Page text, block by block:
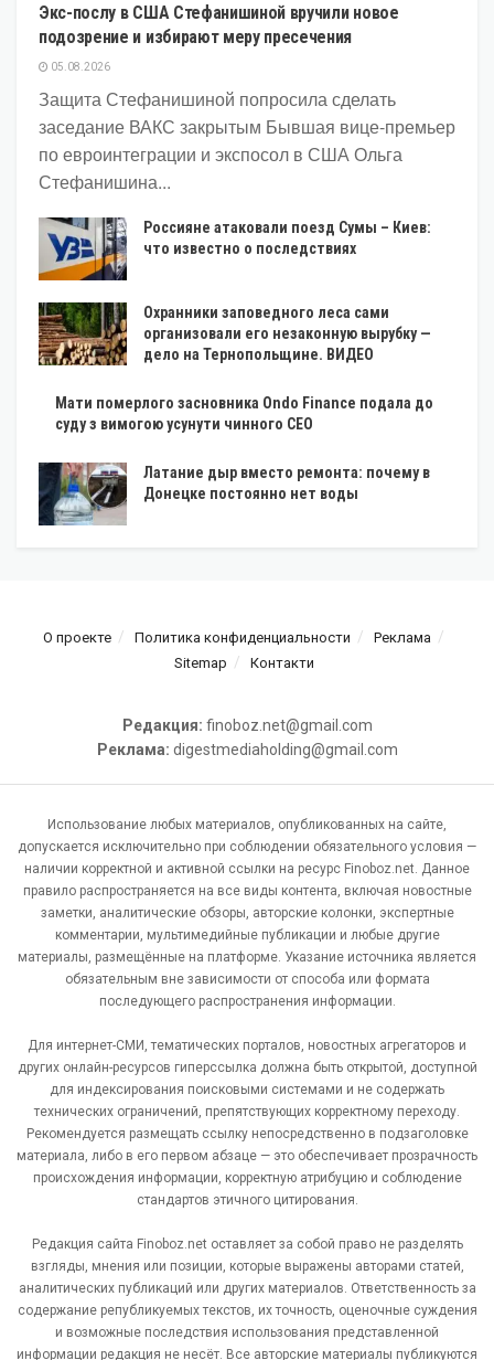
Экс-послу в США Стефанишиной вручили новое
подозрение и избирают меру пресечения
05.08.2026
Защита Стефанишиной попросила сделать
заседание ВАКС закрытым Бывшая вице-премьер
по евроинтеграции и экспосол в США Ольга
Стефанишина...
Россияне атаковали поезд Сумы – Киев:
что известно о последствиях
Охранники заповедного леса сами
организовали его незаконную вырубку —
дело на Тернопольщине. ВИДЕО
Мати померлого засновника Ondo Finance подала до
суду з вимогою усунути чинного CEO
Латание дыр вместо ремонта: почему в
Донецке постоянно нет воды
О проекте Политика конфиденциальности
Реклама
Sitemap
Контакти
Редакция: finoboz.net@gmail.com
Реклама: digestmediaholding@gmail.com
Использование любых материалов, опубликованных на сайте,
допускается исключительно при соблюдении обязательного условия —
наличии корректной и активной ссылки на ресурс Finoboz.net. Данное
правило распространяется на все виды контента, включая новостные
заметки, аналитические обзоры, авторские колонки, экспертные
комментарии, мультимедийные публикации и любые другие
материалы, размещённые на платформе. Указание источника является
обязательным вне зависимости от способа или формата
последующего распространения информации.
Для интернет-СМИ, тематических порталов, новостных агрегаторов и
других онлайн-ресурсов гиперссылка должна быть открытой, доступной
для индексирования поисковыми системами и не содержать
технических ограничений, препятствующих корректному переходу.
Рекомендуется размещать ссылку непосредственно в подзаголовке
материала, либо в его первом абзаце — это обеспечивает прозрачность
происхождения информации, корректную атрибуцию и соблюдение
стандартов этичного цитирования.
Редакция сайта Finoboz.net оставляет за собой право не разделять
взгляды, мнения или позиции, которые выражены авторами статей,
аналитических публикаций или других материалов. Ответственность за
содержание републикуемых текстов, их точность, оценочные суждения
и возможные последствия использования представленной
информации редакция не несёт. Все авторские материалы публикуются